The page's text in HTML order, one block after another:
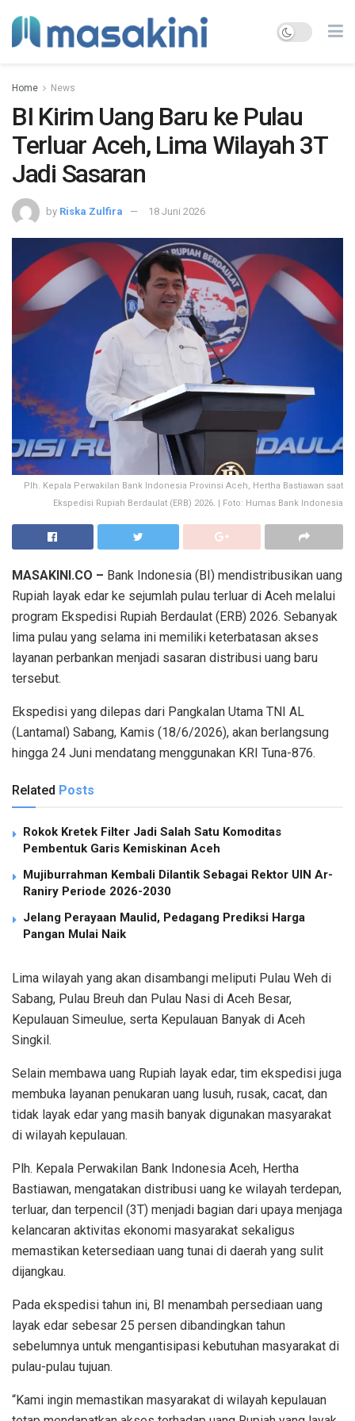
Home News
BI Kirim Uang Baru ke Pulau
Terluar Aceh, Lima Wilayah 3T
Jadi Sasaran
by Riska Zulfira 18 Juni 2026
Plh. Kepala Perwakilan Bank Indonesia Provinsi Aceh, Hertha Bastiawan saat
Ekspedisi Rupiah Berdaulat (ERB) 2026. | Foto: Humas Bank Indonesia
MASAKINI.CO – Bank Indonesia (BI) mendistribusikan uang
Rupiah layak edar ke sejumlah pulau terluar di Aceh melalui
program Ekspedisi Rupiah Berdaulat (ERB) 2026. Sebanyak
lima pulau yang selama ini memiliki keterbatasan akses
layanan perbankan menjadi sasaran distribusi uang baru
tersebut.
Ekspedisi yang dilepas dari Pangkalan Utama TNI AL
(Lantamal) Sabang, Kamis (18/6/2026), akan berlangsung
hingga 24 Juni mendatang menggunakan KRI Tuna-876.
Related Posts
Rokok Kretek Filter Jadi Salah Satu Komoditas
Pembentuk Garis Kemiskinan Aceh
Mujiburrahman Kembali Dilantik Sebagai Rektor UIN Ar-
Raniry Periode 2026-2030
Jelang Perayaan Maulid, Pedagang Prediksi Harga
Pangan Mulai Naik
Lima wilayah yang akan disambangi meliputi Pulau Weh di
Sabang, Pulau Breuh dan Pulau Nasi di Aceh Besar,
Kepulauan Simeulue, serta Kepulauan Banyak di Aceh
Singkil.
Selain membawa uang Rupiah layak edar, tim ekspedisi juga
membuka layanan penukaran uang lusuh, rusak, cacat, dan
tidak layak edar yang masih banyak digunakan masyarakat
di wilayah kepulauan.
Plh. Kepala Perwakilan Bank Indonesia Aceh, Hertha
Bastiawan, mengatakan distribusi uang ke wilayah terdepan,
terluar, dan terpencil (3T) menjadi bagian dari upaya menjaga
kelancaran aktivitas ekonomi masyarakat sekaligus
memastikan ketersediaan uang tunai di daerah yang sulit
dijangkau.
Pada ekspedisi tahun ini, BI menambah persediaan uang
layak edar sebesar 25 persen dibandingkan tahun
sebelumnya untuk mengantisipasi kebutuhan masyarakat di
pulau-pulau tujuan.
“Kami ingin memastikan masyarakat di wilayah kepulauan